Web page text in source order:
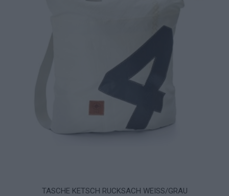
TASCHE KETSCH RUCKSACH WEISS/GRAU